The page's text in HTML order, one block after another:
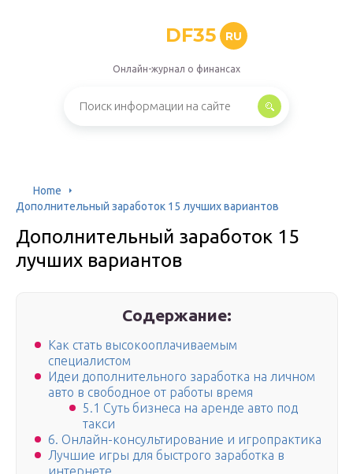
DF35 RU
Онлайн-журнал о финансах
Home
Дополнительный заработок 15 лучших вариантов
Дополнительный заработок 15
лучших вариантов
Содержание:
Как стать высокооплачиваемым
специалистом
Идеи дополнительного заработка на личном
авто в свободное от работы время
5.1 Суть бизнеса на аренде авто под
такси
6. Онлайн-консультирование и игропрактика
Лучшие игры для быстрого заработка в
интернете